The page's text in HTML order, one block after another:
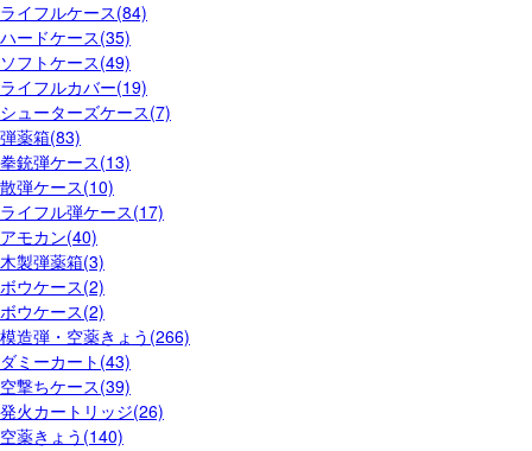
ライフルケース(84)
ハードケース(35)
ソフトケース(49)
ライフルカバー(19)
シューターズケース(7)
弾薬箱(83)
拳銃弾ケース(13)
散弾ケース(10)
ライフル弾ケース(17)
アモカン(40)
木製弾薬箱(3)
ボウケース(2)
ボウケース(2)
模造弾・空薬きょう(266)
ダミーカート(43)
空撃ちケース(39)
発火カートリッジ(26)
空薬きょう(140)